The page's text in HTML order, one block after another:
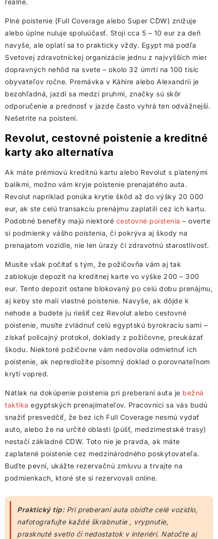
reálne.
Plné poistenie (Full Coverage alebo Super CDW) znižuje
alebo úplne nuluje spoluúčasť. Stojí cca 5 – 10 eur za deň
navyše, ale oplatí sa to prakticky vždy. Egypt má podľa
Svetovej zdravotníckej organizácie jednu z najvyšších mier
dopravných nehôd na svete – okolo 32 úmrtí na 100 tisíc
obyvateľov ročne. Premávka v Káhire alebo Alexandrii je
bezohľadná, jazdí sa medzi pruhmi, značky sú skôr
odporučenie a prednosť v jazde často vyhrá ten odvážnejší.
Nešetrite na poistení.
Revolut, cestovné poistenie a kreditné
karty ako alternatíva
Ak máte prémiovú kreditnú kartu alebo Revolut s platenými
balíkmi, možno vám kryje poistenie prenajatého auta.
Revolut napríklad ponúka krytie škôd až do výšky 20 000
eur, ak ste celú transakciu prenájmu zaplatili cez ich kartu.
Podobné benefity majú niektoré cestovné poistenia – overte
si podmienky vášho poistenia, či pokrýva aj škody na
prenajatom vozidle, nie len úrazy či zdravotnú starostlivosť.
Musíte však počítať s tým, že požičovňa vám aj tak
zablokuje depozit na kreditnej karte vo výške 200 – 300
eur. Tento depozit ostane blokovaný po celú dobu prenájmu,
aj keby ste mali vlastné poistenie. Navyše, ak dôjde k
nehode a budete ju riešiť cez Revolut alebo cestovné
poistenie, musíte zvládnuť celú egyptskú byrokraciu sami –
získať policajný protokol, doklady z požičovne, preukázať
škodu. Niektoré požičovne vám nedovolia odmietnuť ich
poistenie, ak nepredložíte písomný doklad o porovnateľnom
krytí vopred.
Nátlak na dokúpenie poistenia pri preberaní auta je bežná
taktika egyptských prenajímateľov. Pracovníci sa vás budú
snažiť presvedčiť, že bez ich Full Coverage nesmú vydať
auto, alebo že na určité oblasti (púšť, medzimestské trasy)
nestačí základné CDW. Toto nie je pravda, ak máte
zaplatené poistenie cez medzinárodného poskytovateľa.
Buďte pevní, ukážte rezervačnú zmluvu a trvajte na
podmienkach, ktoré ste si rezervovali online.
Praktický tip:Pri preberaní auta obíďte celé vozidlo,
nafotografujte každé škrabnutie , vrypnutie,
prasknuté svetlo či nedostatok v interiéri. Natočte aj